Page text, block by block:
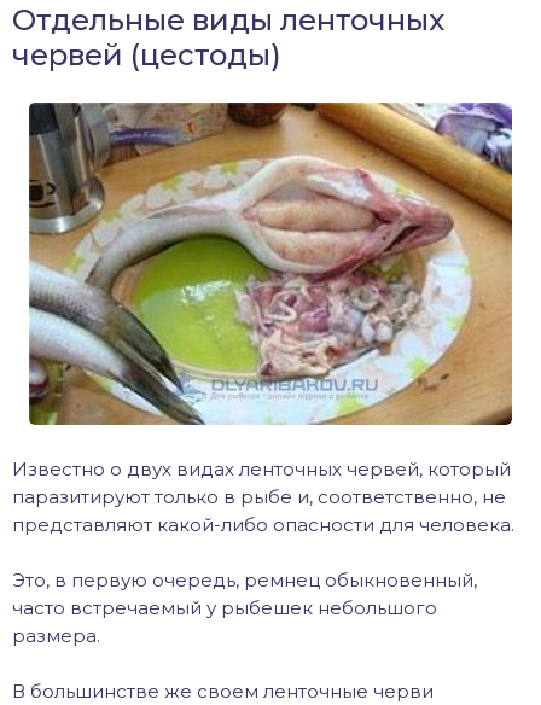
Отдельные виды ленточных
червей (цестоды)
Известно о двух видах ленточных червей, который
паразитируют только в рыбе и, соответственно, не
представляют какой-либо опасности для человека.
Это, в первую очередь, ремнец обыкновенный,
часто встречаемый у рыбешек небольшого
размера.
В большинстве же своем ленточные черви